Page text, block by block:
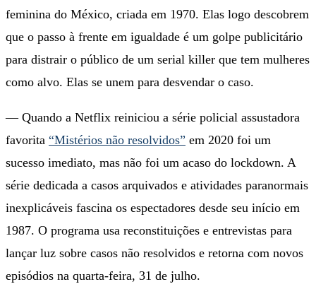
feminina do México, criada em 1970. Elas logo descobrem
que o passo à frente em igualdade é um golpe publicitário
para distrair o público de um serial killer que tem mulheres
como alvo. Elas se unem para desvendar o caso.
— Quando a Netflix reiniciou a série policial assustadora
favorita “Mistérios não resolvidos” em 2020 foi um
sucesso imediato, mas não foi um acaso do lockdown. A
série dedicada a casos arquivados e atividades paranormais
inexplicáveis ​​fascina os espectadores desde seu início em
1987. O programa usa reconstituições e entrevistas para
lançar luz sobre casos não resolvidos e retorna com novos
episódios na quarta-feira, 31 de julho.